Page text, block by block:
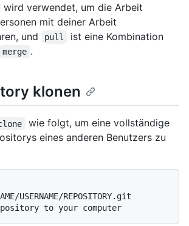
wird verwendet, um die Arbeit
mit deiner Arbeit
und
pull
ist eine Kombination
merge .
klonen
wie folgt, um eine vollständige
eines anderen Benutzers zu
USERNAME/REPOSITORY.git
to your computer